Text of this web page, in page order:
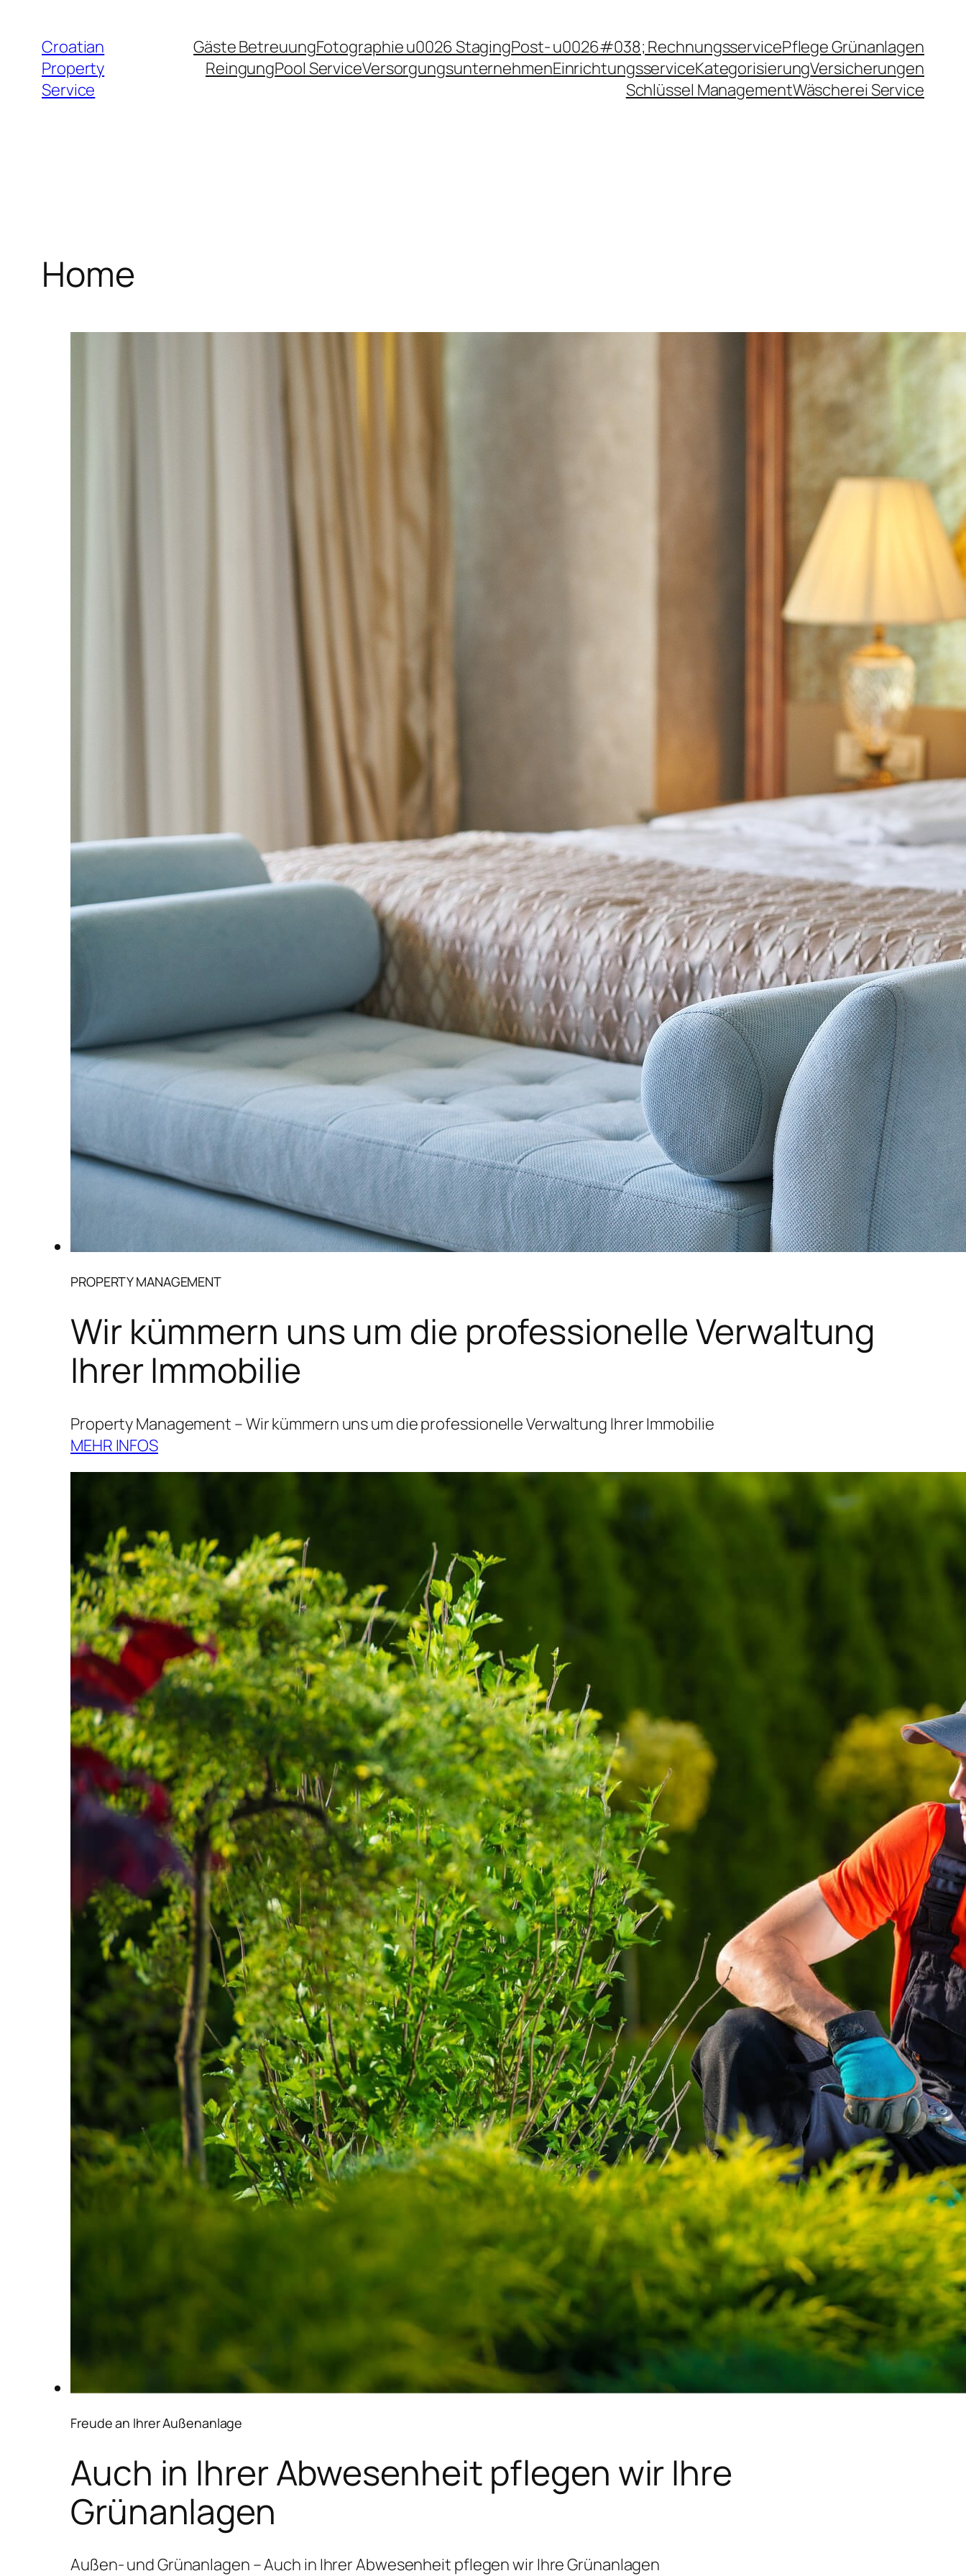
Inhalt
springen
Croatian
Property
Service
Gäste BetreuungFotographie u0026 StagingPost- u0026#038; RechnungsservicePflege Grünanlagen
ReingungPool ServiceVersorgungsunternehmenEinrichtungsserviceKategorisierungVersicherungen
Schlüssel ManagementWäscherei Service
Home
PROPERTY MANAGEMENT
Wir kümmern uns um die professionelle Verwaltung
Ihrer Immobilie
Property Management – Wir kümmern uns um die professionelle Verwaltung Ihrer Immobilie
MEHR INFOS
Freude an Ihrer Außenanlage
Auch in Ihrer Abwesenheit pflegen wir Ihre
Grünanlagen
Außen- und Grünanlagen – Auch in Ihrer Abwesenheit pflegen wir Ihre Grünanlagen